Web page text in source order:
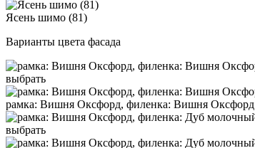
Ясень шимо (81)
Варианты цвета фасада
выбрать
рамка: Вишня Оксфорд, филенка: Вишня Оксфорд
выбрать